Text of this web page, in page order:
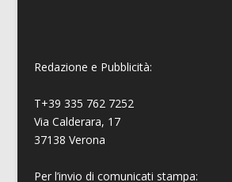
Redazione e Pubblicità:
T+39 335 762 7252
Via Calderara, 17
37138 Verona
Per l’invio di comunicati stampa: